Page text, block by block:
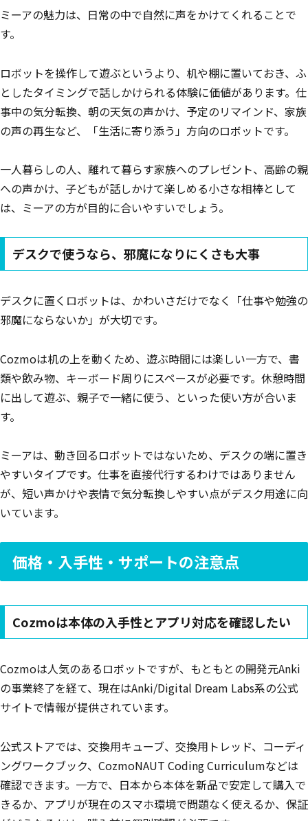
ミーアの魅力は、日常の中で自然に声をかけてくれることで
す。
ロボットを操作して遊ぶというより、机や棚に置いておき、ふ
としたタイミングで話しかけられる体験に価値があります。仕
事中の気分転換、朝の天気の声かけ、予定のリマインド、家族
の声の再生など、「生活に寄り添う」方向のロボットです。
一人暮らしの人、離れて暮らす家族へのプレゼント、高齢の親
への声かけ、子どもが話しかけて楽しめる小さな相棒として
は、ミーアの方が目的に合いやすいでしょう。
デスクで使うなら、邪魔になりにくさも大事
デスクに置くロボットは、かわいさだけでなく「仕事や勉強の
邪魔にならないか」が大切です。
Cozmoは机の上を動くため、遊ぶ時間には楽しい一方で、書
類や飲み物、キーボード周りにスペースが必要です。休憩時間
に出して遊ぶ、親子で一緒に使う、といった使い方が合いま
す。
ミーアは、動き回るロボットではないため、デスクの端に置き
やすいタイプです。仕事を直接代行するわけではありません
が、短い声かけや表情で気分転換しやすい点がデスク用途に向
いています。
価格・入手性・サポートの注意点
Cozmoは本体の入手性とアプリ対応を確認したい
Cozmoは人気のあるロボットですが、もともとの開発元Anki
の事業終了を経て、現在はAnki/Digital Dream Labs系の公式
サイトで情報が提供されています。
公式ストアでは、交換用キューブ、交換用トレッド、コーディ
ングワークブック、CozmoNAUT Coding Curriculumなどは
確認できます。一方で、日本から本体を新品で安定して購入で
きるか、アプリが現在のスマホ環境で問題なく使えるか、保証